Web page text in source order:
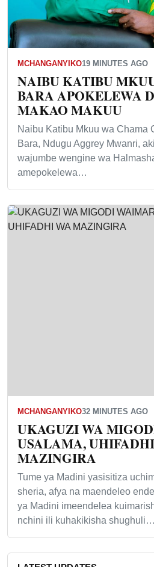
MCHANGANYIKO19 MINUTES AGO
NAIBU KATIBU
BARA APOKELEWA
MAKAO MAKUU
Naibu Katibu Mkuu wa Chama
Bara, Ndugu Aggrey Mwanri,
wajumbe wengine wa
amepokelewa…
MCHANGANYIKO32 MINUTES AGO
UKAGUZI WA
USALAMA,
MAZINGIRA
Tume ya Madini yasisitiza
sheria, afya na maendeleo
ya Madini imeendelea
nchini ili kuhakikisha shughuli…